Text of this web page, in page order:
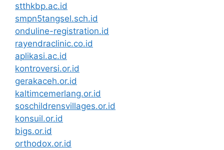
stthkbp.ac.id
smpn5tangsel.sch.id
onduline-registration.id
rayendraclinic.co.id
aplikasi.ac.id
kontroversi.or.id
gerakaceh.or.id
kaltimcemerlang.or.id
soschildrensvillages.or.id
konsuil.or.id
bigs.or.id
orthodox.or.id